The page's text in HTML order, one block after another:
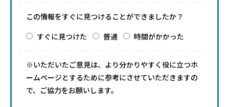
この情報をすぐに見つけることができましたか？
すぐに見つけた
普通 時間がかかった
※いただいたご意見は、より分かりやすく役に立つホ
ームページとするために参考にさせていただきますの
で、ご協力をお願いします。